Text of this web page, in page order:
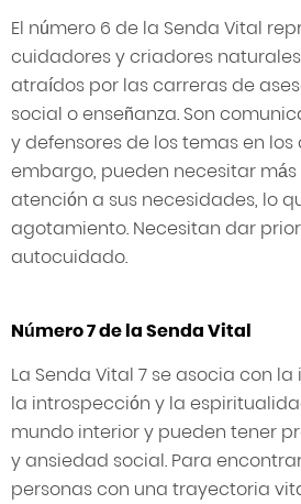
El número 6 de la Senda Vital
cuidadores y criadores
atraídos por las carreras de
social o enseñanza. Son
y defensores de los temas en los
embargo, pueden necesitar
atención a sus necesidades, lo
agotamiento. Necesitan dar
autocuidado.
Número 7 de la Senda Vital
La Senda Vital 7 se asocia con la
la introspección y la
mundo interior y pueden tener
y ansiedad social. Para
personas con una trayectoria